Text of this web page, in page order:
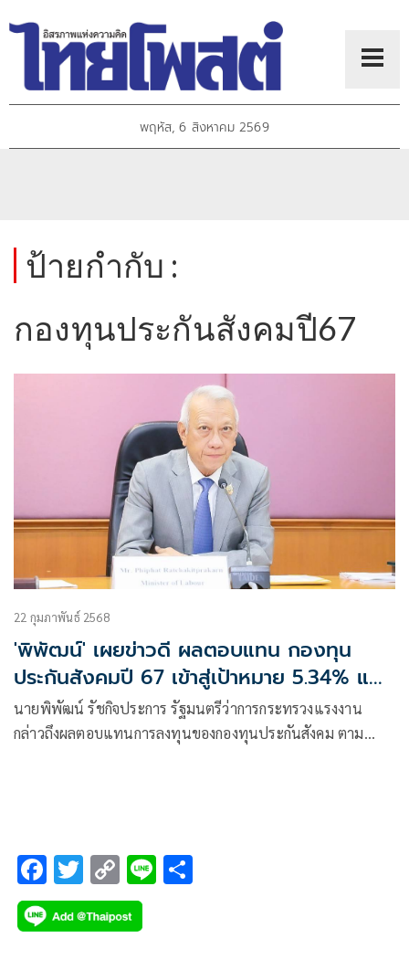
พฤหัส, 6 สิงหาคม 2569
ป้ายกำกับ :
กองทุนประกันสังคมปี67
22 กุมภาพันธ์ 2568
'พิพัฒน์' เผยข่าวดี ผลตอบแทน กองทุน
ประกันสังคมปี 67 เข้าสู่เป้าหมาย 5.34% แล้ว
จากเดิมได้แค่ 2% พร้อมสั่งเดินหน้าให้ทะลุเป้า
หมายไปที่ 8% เรียกร้อง อนุฯ ลงทุน ของ
นายพิพัฒน์ รัชกิจประการ รัฐมนตรีว่าการกระทรวงแรงงาน
กล่าวถึงผลตอบแทนการลงทุนของกองทุนประกันสังคม ตาม
F
ac
e
T
wi
tt
C
o
p
Li